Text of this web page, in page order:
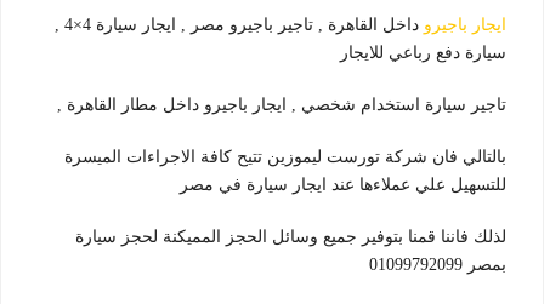
ايجار باجيرو
داخل القاهرة , تاجير باجيرو مصر , ايجار سيارة 4×4 ,
سيارة دفع رباعي للايجار
تاجير سيارة استخدام شخصي , ايجار باجيرو داخل مطار القاهرة ,
بالتالي فان شركة تورست ليموزين تتيح كافة الاجراءات الميسرة
للتسهيل علي عملاءها عند ايجار سيارة في مصر
لذلك فاننا قمنا بتوفير جميع وسائل الحجز المميكنة لحجز سيارة
بمصر 01099792099